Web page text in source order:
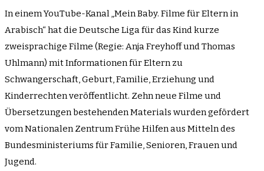
In einem YouTube-Kanal „Mein Baby. Filme für Eltern in
Arabisch“ hat die Deutsche Liga für das Kind kurze
zweisprachige Filme (Regie: Anja Freyhoff und Thomas
Uhlmann) mit Informationen für Eltern zu
Schwangerschaft, Geburt, Familie, Erziehung und
Kinderrechten veröffentlicht. Zehn neue Filme und
Übersetzungen bestehenden Materials wurden gefördert
vom Nationalen Zentrum Frühe Hilfen aus Mitteln des
Bundesministeriums für Familie, Senioren, Frauen und
Jugend.